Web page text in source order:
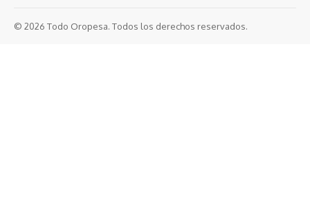
© 2026 Todo Oropesa. Todos los derechos reservados.